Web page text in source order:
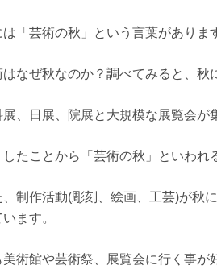
「芸術の秋」という言葉がありま
はなぜ秋なのか？調べてみると、秋
展、日展、院展と大規模な展覧会が
したことから「芸術の秋」といわれ
、制作活動(彫刻、絵画、工芸)が秋
ます。
美術館や芸術祭、展覧会に行く事が